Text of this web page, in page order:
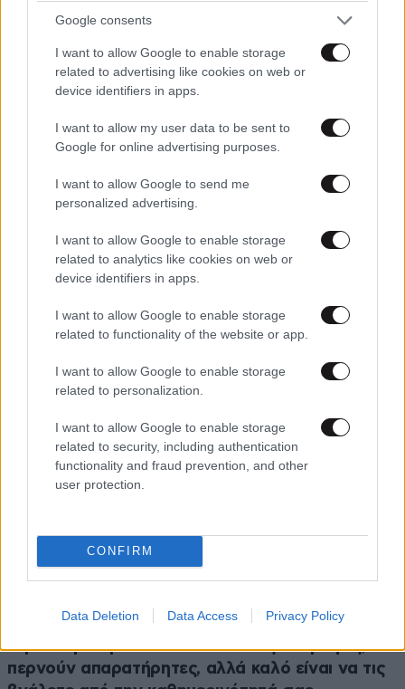
Google consents
I want to allow Google to enable storage
related to advertising like cookies on web or
device identifiers in apps.
I want to allow my user data to be sent to
Google for online advertising purposes.
I want to allow Google to send me
personalized advertising.
I want to allow Google to enable storage
related to analytics like cookies on web or
device identifiers in apps.
I want to allow Google to enable storage
related to functionality of the website or app.
I want to allow Google to enable storage
related to personalization.
I want to allow Google to enable storage
related to security, including authentication
functionality and fraud prevention, and other
user protection.
CONFIRM
Data Deletion Data Access Privacy Policy
ΟΙΚΟΝΟΜΙΑ08·08·2026 13:03
Ποιοι φορολογούμενοι θα λάβουν email ή
τηλεφώνημα από την ΑΑΔΕ για φορολογικές
εκκρεμότητες
ΔΙΑΤΡΟΦΗ 08·08·2026 08:30
Ογκολόγοι προειδοποιούν: Αυτές οι τροφές,
περνούν απαρατήρητες, αλλά καλό είναι να τις